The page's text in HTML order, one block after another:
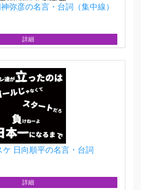
弥彦の名言・台詞（集中線）
詳細
ケ 日向順平の名言・台詞
詳細